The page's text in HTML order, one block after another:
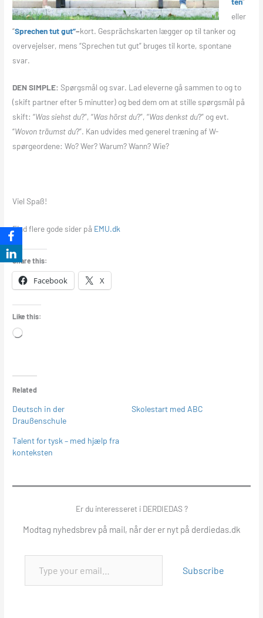
eller
“Sprechen tut gut”–kort. Gesprächskarten lægger op til tanker og
overvejelser, mens “Sprechen tut gut” bruges til korte, spontane
svar.
DEN SIMPLE: Spørgsmål og svar. Lad eleverne gå sammen to og to
(skift partner efter 5 minutter) og bed dem om at stille spørgsmål på
skift: “Was siehst du?”, “Was hörst du?”, “Was denkst du?” og evt.
“Wovon träumst du?”. Kan udvides med generel træning af W-
spørgeordene: Wo? Wer? Warum? Wann? Wie?
Viel Spaß!
Find flere gode sider på EMU.dk
Share this:
Facebook X
Like this:
Loading…
Related
Deutsch in der
Draußenschule
Skolestart med ABC
Talent for tysk – med hjælp fra
konteksten
Er du interesseret i DERDIEDAS ?
Modtag nyhedsbrev på mail, når der er nyt på derdiedas.dk
Subscribe